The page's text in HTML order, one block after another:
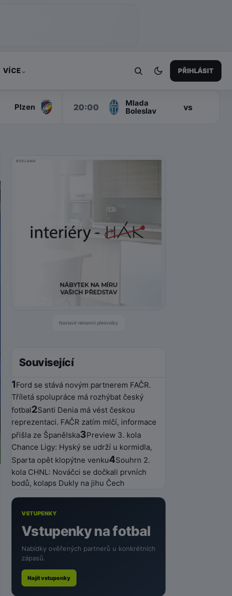
VÍCE ⌄ PŘIHLÁSIT
Plzen 20:00
Mlada
Boleslav
vs
REKLAMA
Nastavit reklamní předvolby
Související
1Ford se stává novým partnerem FAČR.
Tříletá spolupráce má rozhýbat český
fotbal2Santi Denia má vést českou
reprezentaci. FAČR zatím mlčí, informace
přišla ze Španělska3Preview 3. kola
Chance Ligy: Hyský se udrží u kormidla,
Sparta opět klopýtne venku4Souhrn 2.
kola CHNL: Nováčci se dočkali prvních
bodů, kolaps Dukly na jihu Čech
VSTUPENKY
Vstupenky na fotbal
Nabídky ověřených partnerů u konkrétních
zápasů.
Najít vstupenky